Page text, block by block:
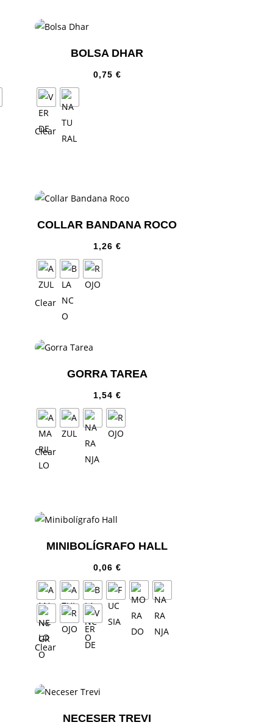
BOLSA DHAR
0,75 €
Clear
COLLAR BANDANA ROCO
1,26 €
Clear
GORRA TAREA
1,54 €
Clear
MINIBOLÍGRAFO HALL
0,06 €
Clear
NECESER TREVI